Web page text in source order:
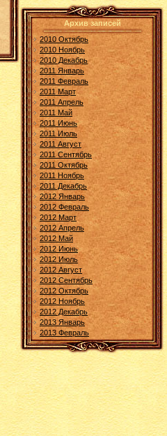
Архив записей
2010 Октябрь
2010 Ноябрь
2010 Декабрь
2011 Январь
2011 Февраль
2011 Март
2011 Апрель
2011 Май
2011 Июнь
2011 Июль
2011 Август
2011 Сентябрь
2011 Октябрь
2011 Ноябрь
2011 Декабрь
2012 Январь
2012 Февраль
2012 Март
2012 Апрель
2012 Май
2012 Июнь
2012 Июль
2012 Август
2012 Сентябрь
2012 Октябрь
2012 Ноябрь
2012 Декабрь
2013 Январь
2013 Февраль